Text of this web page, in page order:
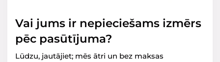
Vai jums ir nepieciešams izmērs
pēc pasūtījuma?
Lūdzu, jautājiet; mēs ātri un bez maksas